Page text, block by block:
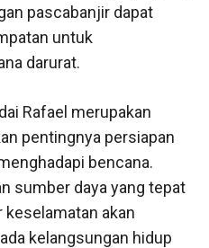
pascabanjir dapat
untuk
darurat.
Rafael merupakan
pentingnya persiapan
bencana.
sumber daya yang tepat
akan
kelangsungan hidup